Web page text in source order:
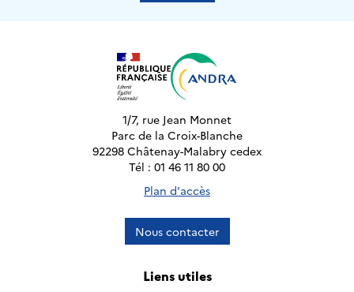
1/7, rue Jean Monnet
Parc de la Croix-Blanche
92298 Châtenay-Malabry cedex
Tél : 01 46 11 80 00
Plan d'accès
Nous contacter
Liens utiles